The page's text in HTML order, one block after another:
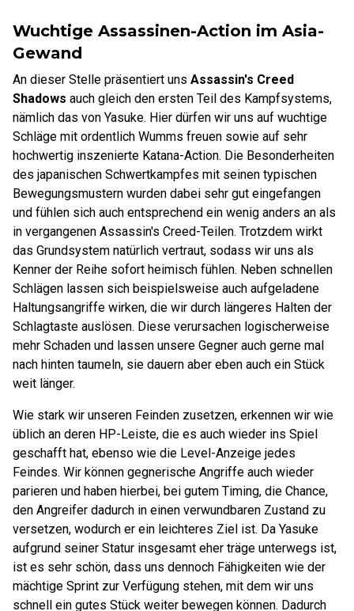
Wuchtige Assassinen-Action im Asia-
Gewand
An dieser Stelle präsentiert uns Assassin's Creed
Shadows auch gleich den ersten Teil des Kampfsystems,
nämlich das von Yasuke. Hier dürfen wir uns auf wuchtige
Schläge mit ordentlich Wumms freuen sowie auf sehr
hochwertig inszenierte Katana-Action. Die Besonderheiten
des japanischen Schwertkampfes mit seinen typischen
Bewegungsmustern wurden dabei sehr gut eingefangen
und fühlen sich auch entsprechend ein wenig anders an als
in vergangenen Assassin's Creed-Teilen. Trotzdem wirkt
das Grundsystem natürlich vertraut, sodass wir uns als
Kenner der Reihe sofort heimisch fühlen. Neben schnellen
Schlägen lassen sich beispielsweise auch aufgeladene
Haltungsangriffe wirken, die wir durch längeres Halten der
Schlagtaste auslösen. Diese verursachen logischerweise
mehr Schaden und lassen unsere Gegner auch gerne mal
nach hinten taumeln, sie dauern aber eben auch ein Stück
weit länger.
Wie stark wir unseren Feinden zusetzen, erkennen wir wie
üblich an deren HP-Leiste, die es auch wieder ins Spiel
geschafft hat, ebenso wie die Level-Anzeige jedes
Feindes. Wir können gegnerische Angriffe auch wieder
parieren und haben hierbei, bei gutem Timing, die Chance,
den Angreifer dadurch in einen verwundbaren Zustand zu
versetzen, wodurch er ein leichteres Ziel ist. Da Yasuke
aufgrund seiner Statur insgesamt eher träge unterwegs ist,
ist es sehr schön, dass uns dennoch Fähigkeiten wie der
mächtige Sprint zur Verfügung stehen, mit dem wir uns
schnell ein gutes Stück weiter bewegen können. Dadurch